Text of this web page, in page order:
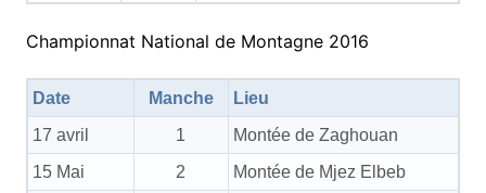
Championnat National de Montagne 2016
Date Manche
Lieu
17 avril
1
Montée de Zaghouan
15 Mai
2
Montée de Mjez Elbeb